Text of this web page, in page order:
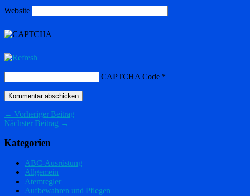
Website
CAPTCHA Code *
← Vorheriger Beitrag
Nächster Beitrag →
Kategorien
ABC-Ausrüstung
Allgemein
Atemregler
Aufbewahren und Pflegen